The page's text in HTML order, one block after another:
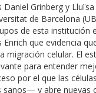
Grinberg y Lluïsa
de Barcelona
de esta institución
Enrich que evidencia
migración celular. El
para entender
por el que las
sanos— y abre nuevas